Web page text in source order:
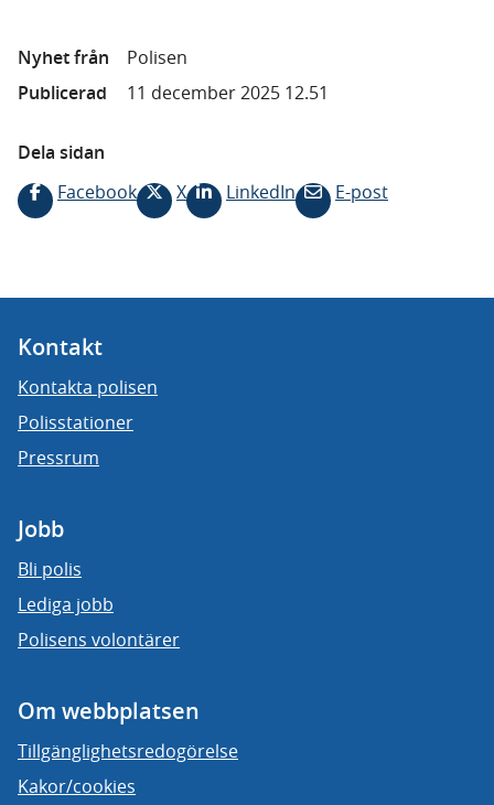
Nyhet från
Polisen
Publicerad
11 december 2025 12.51
Dela sidan
Facebook
X LinkedIn E-post
Kontakt
Kontakta polisen
Polisstationer
Pressrum
Jobb
Bli polis
Lediga jobb
Polisens volontärer
Om webbplatsen
Tillgänglighetsredogörelse
Kakor/cookies